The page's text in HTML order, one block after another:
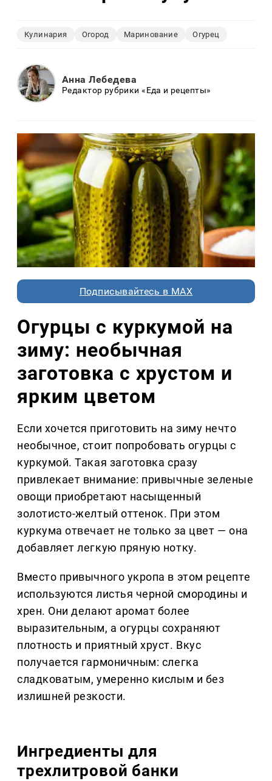
Кулинария Огород Маринование Огурец
Анна Лебедева
Редактор рубрики «Еда и рецепты»
Подписывайтесь в MAX
Огурцы с куркумой на
зиму: необычная
заготовка с хрустом и
ярким цветом
Если хочется приготовить на зиму нечто
необычное, стоит попробовать огурцы с
куркумой. Такая заготовка сразу
привлекает внимание: привычные зеленые
овощи приобретают насыщенный
золотисто-желтый оттенок. При этом
куркума отвечает не только за цвет — она
добавляет легкую пряную нотку.
Вместо привычного укропа в этом рецепте
используются листья черной смородины и
хрен. Они делают аромат более
выразительным, а огурцы сохраняют
плотность и приятный хруст. Вкус
получается гармоничным: слегка
сладковатым, умеренно кислым и без
излишней резкости.
Ингредиенты для
трехлитровой банки